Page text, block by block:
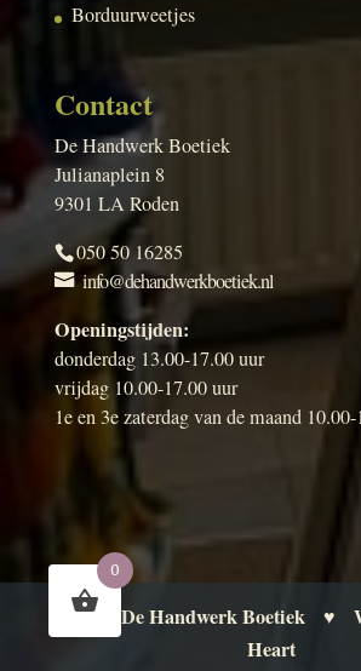
Borduurweetjes
Contact
De Handwerk Boetiek
Julianaplein 8
9301 LA Roden
050 50 16285
info@dehandwerkboetiek.nl
Openingstijden:
donderdag 13.00-17.00 uur
vrijdag 10.00-17.00 uur
1e en 3e zaterdag van de maand
© 2026De Handwerk Boetiek ♥
Heart
0